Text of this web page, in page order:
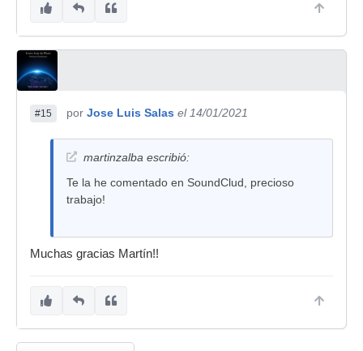
#15 por Jose Luis Salas el 14/01/2021
martinzalba escribió:
Te la he comentado en SoundClud, precioso
trabajo!
Muchas gracias Martín!!